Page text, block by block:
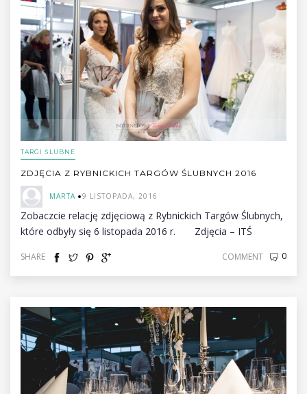
TARGI ŚLUBNE
ZDJĘCIA Z RYBNICKICH TARGÓW ŚLUBNYCH 2016
MARTA 9 LISTOPADA, 2016
Zobaczcie relację zdjęciową z Rybnickich Targów Ślubnych,
które odbyły się 6 listopada 2016 r. Zdjęcia – ITŚ
SHARE COMMENT 0